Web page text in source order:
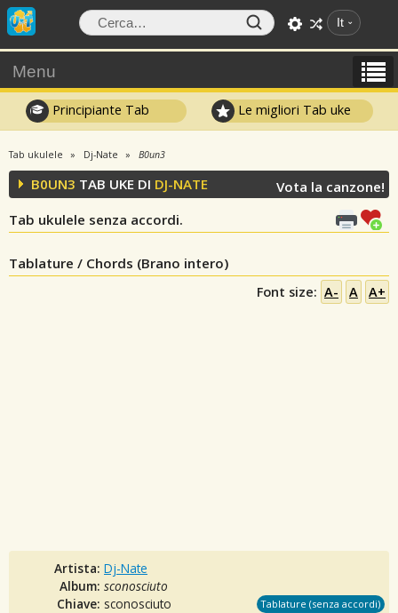
It
Menu
Principiante Tab Le migliori Tab uke
Tab ukulele Dj-Nate B0un3
B0UN3 TAB UKE DI DJ-NATE
Tab ukulele senza accordi.
Vota la canzone!
Tablature / Chords (Brano intero)
Font size: A- A A+
Artista: Dj-Nate
Album: sconosciuto
Chiave: sconosciuto Tablature (senza accordi)